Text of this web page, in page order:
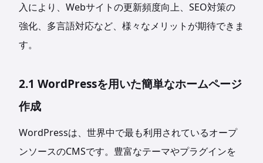
入により、Webサイトの更新頻度向上、SEO対策の
強化、多言語対応など、様々なメリットが期待できま
す。
2.1 WordPressを用いた簡単なホームページ
作成
WordPressは、世界中で最も利用されているオープ
ンソースのCMSです。豊富なテーマやプラグインを